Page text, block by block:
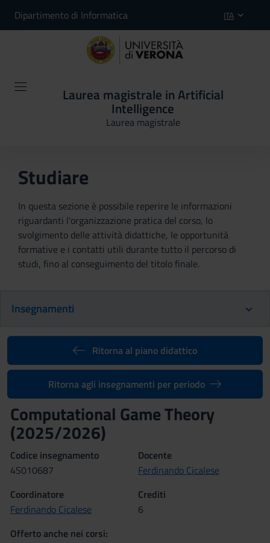
Dipartimento di Informatica ITA
Laurea magistrale in Artificial
Intelligence
Laurea magistrale
Studiare
In questa sezione è possibile reperire le informazioni
riguardanti l'organizzazione pratica del corso, lo
svolgimento delle attività didattiche, le opportunità
formative e i contatti utili durante tutto il percorso di
studi, fino al conseguimento del titolo finale.
Insegnamenti
Ritorna al piano didattico
Ritorna agli insegnamenti per periodo
Computational Game Theory
(2025/2026)
Codice insegnamento
4S010687
Docente
Ferdinando Cicalese
Coordinatore
Ferdinando Cicalese
Crediti
6
Offerto anche nei corsi: